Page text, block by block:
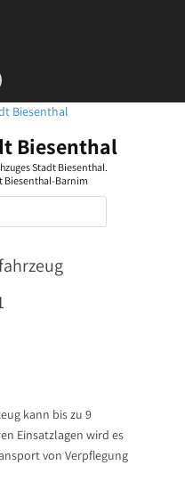
Biesenthal
Stadt Biesenthal.
Biesenthal-Barnim
kann bis zu 9
Einsatzlagen wird es
von Verpflegung